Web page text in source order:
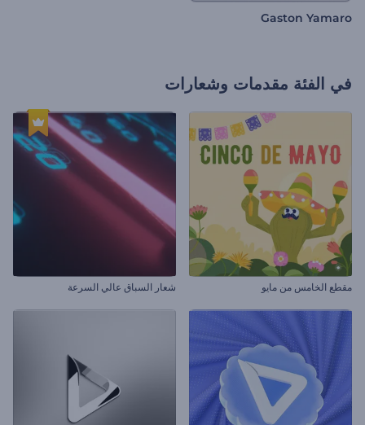
Gaston Yamaro
في الفئة مقدمات وشعارات
مقطع الخامس من مايو شعار السباق عالي السرعة